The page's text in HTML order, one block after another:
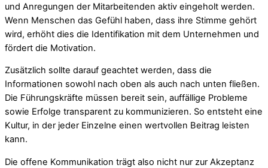
und Anregungen der Mitarbeitenden aktiv eingeholt werden.
Wenn Menschen das Gefühl haben, dass ihre Stimme gehört
wird, erhöht dies die Identifikation mit dem Unternehmen und
fördert die Motivation.
Zusätzlich sollte darauf geachtet werden, dass die
Informationen sowohl nach oben als auch nach unten fließen.
Die Führungskräfte müssen bereit sein, auffällige Probleme
sowie Erfolge transparent zu kommunizieren. So entsteht eine
Kultur, in der jeder Einzelne einen wertvollen Beitrag leisten
kann.
Die offene Kommunikation trägt also nicht nur zur Akzeptanz